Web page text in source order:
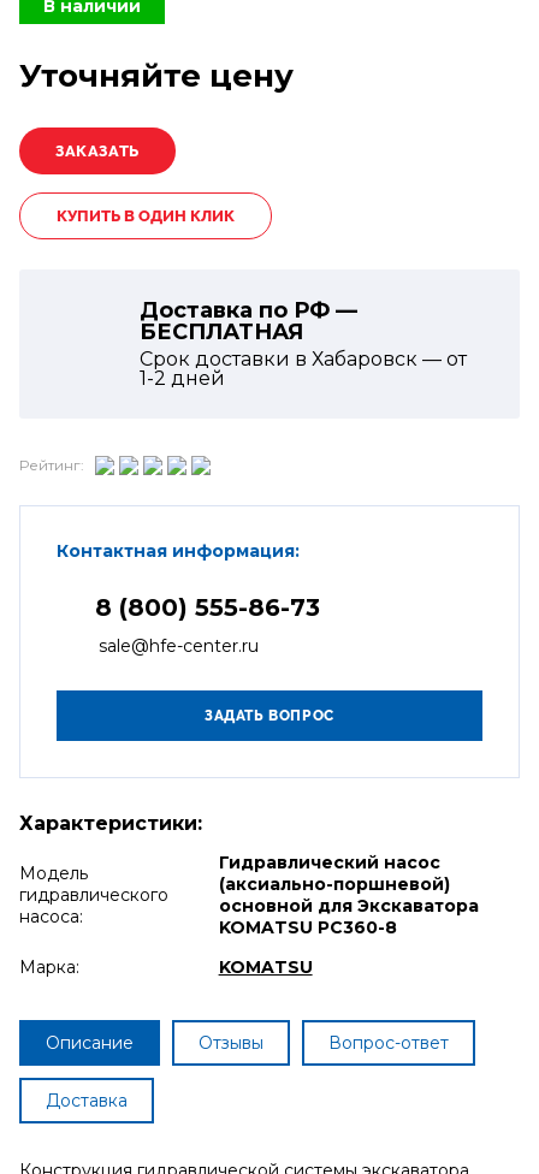
В наличии
Уточняйте цену
КУПИТЬ В ОДИН КЛИК
Доставка по РФ —
БЕСПЛАТНАЯ
Срок доставки в Хабаровск — от
1-2 дней
Рейтинг:
Контактная информация:
8 (800) 555-86-73
sale@hfe-center.ru
Характеристики:
Модель
гидравлического
насоса:
Гидравлический насос
(аксиально-поршневой)
основной для Экскаватора
KOMATSU PC360-8
Марка:
KOMATSU
Описание Отзывы Вопрос-ответ
Доставка